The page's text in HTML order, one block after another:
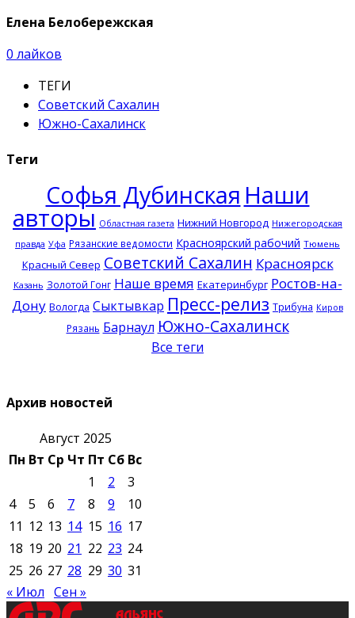
Елена Белобережская
0 лайков
ТЕГИ
Советский Сахалин
Южно-Сахалинск
Теги
Софья Дубинская Наши
авторы Областная газета Нижний Новгород Нижегородская
правда Уфа Рязанские ведомости Красноярский рабочий Тюмень
Красный Север Советский Сахалин Красноярск
Казань Золотой Гонг Наше время Екатеринбург Ростов-на-
Дону Вологда Сыктывкар Пресс-релиз Трибуна Киров
Рязань Барнаул Южно-Сахалинск
Все теги
Архив новостей
Август 2025
Пн Вт Ср Чт Пт Сб Вс
1
2
3
4
5 6 7 8 9
10
11 12 13 14 15 16 17
18 19 20 21 22 23 24
25 26 27 28 29 30 31
« Июл Сен »